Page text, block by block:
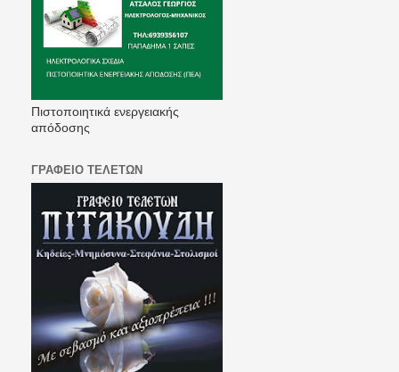
Πιστοποιητικά ενεργειακής
απόδοσης
ΓΡΑΦΕΙΟ ΤΕΛΕΤΩΝ